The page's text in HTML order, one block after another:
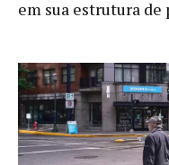
em sua estrutura